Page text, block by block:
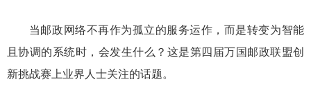
当邮政网络不再作为孤立的服务运作，而是转变为智能
且协调的系统时，会发生什么？这是第四届万国邮政联盟创
新挑战赛上业界人士关注的话题。